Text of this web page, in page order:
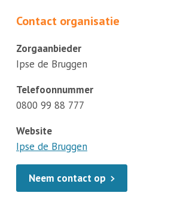
Contact organisatie
Zorgaanbieder
Ipse de Bruggen
Telefoonnummer
0800 99 88 777
Website
Ipse de Bruggen
Neem contact op